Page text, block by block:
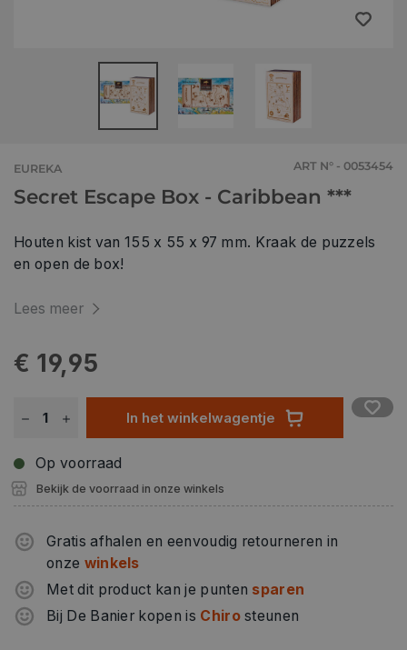
EUREKA ART N° - 0053454
Secret Escape Box - Caribbean ***
Houten kist van 155 x 55 x 97 mm. Kraak de puzzels
en open de box!
Lees meer
€ 19,95
In het winkelwagentje
Op voorraad
Bekijk de voorraad in onze winkels
Gratis afhalen en eenvoudig retourneren in
onze winkels
Met dit product kan je punten sparen
Bij De Banier kopen is Chirosteunen